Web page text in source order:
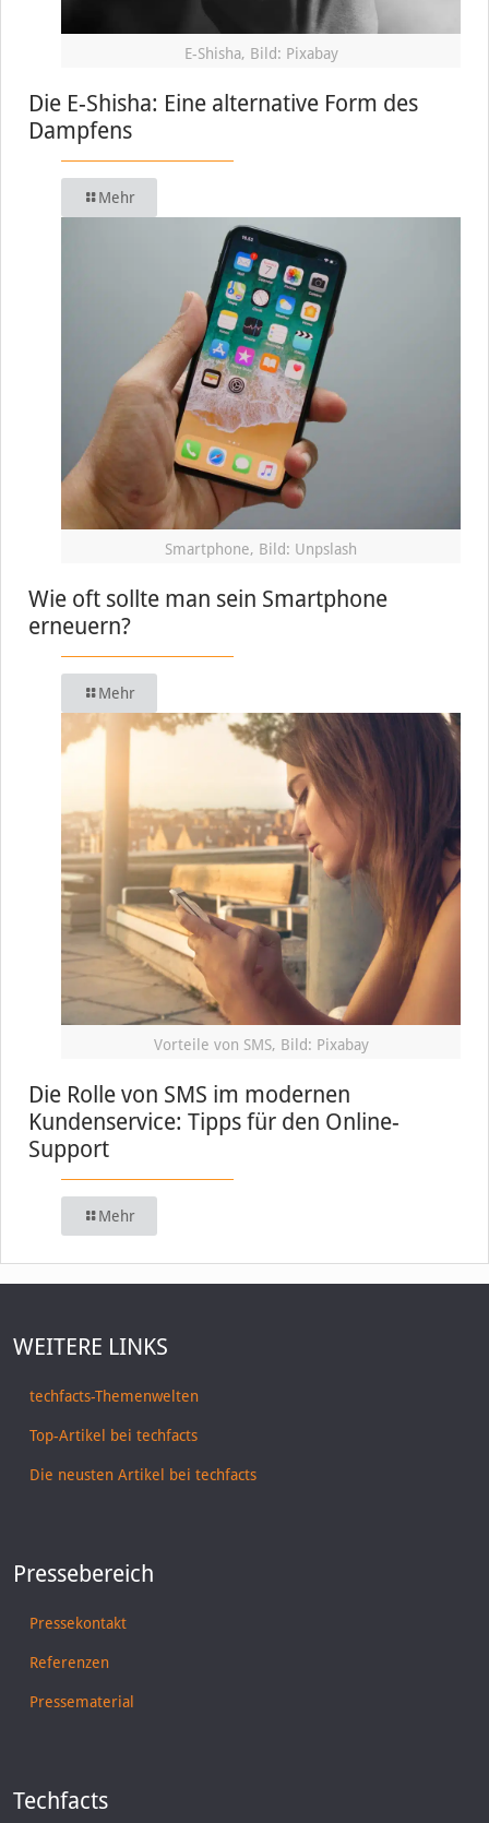
E-Shisha, Bild: Pixabay
Die E-Shisha: Eine alternative Form des
Dampfens
Mehr
Smartphone, Bild: Unpslash
Wie oft sollte man sein Smartphone
erneuern?
Mehr
Vorteile von SMS, Bild: Pixabay
Die Rolle von SMS im modernen
Kundenservice: Tipps für den Online-
Support
Mehr
WEITERE LINKS
techfacts-Themenwelten
Top-Artikel bei techfacts
Die neusten Artikel bei techfacts
Pressebereich
Pressekontakt
Referenzen
Pressematerial
Techfacts